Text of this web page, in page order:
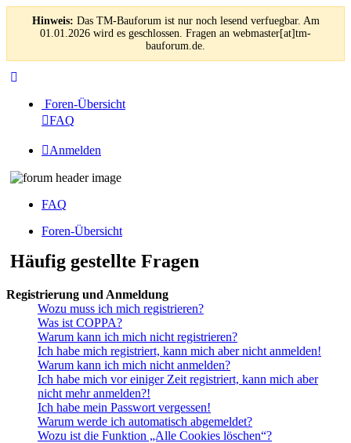
Hinweis: Das TM-Bauforum ist nur noch lesend verfuegbar. Am
01.01.2026 wird es geschlossen. Fragen an webmaster[at]tm-
bauforum.de.
Foren-Übersicht
FAQ
Anmelden
FAQ
Foren-Übersicht
Häufig gestellte Fragen
Registrierung und Anmeldung
Wozu muss ich mich registrieren?
Was ist COPPA?
Warum kann ich mich nicht registrieren?
Ich habe mich registriert, kann mich aber nicht anmelden!
Warum kann ich mich nicht anmelden?
Ich habe mich vor einiger Zeit registriert, kann mich aber
nicht mehr anmelden?!
Ich habe mein Passwort vergessen!
Warum werde ich automatisch abgemeldet?
Wozu ist die Funktion „Alle Cookies löschen“?